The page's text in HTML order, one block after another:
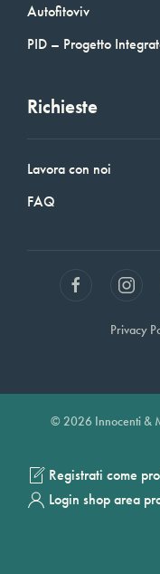
Autofitoviv
PID – Progetto
Richieste
Lavora con noi
FAQ
Privacy
© 2026 Innocenti &
Registrati come
Login shop area